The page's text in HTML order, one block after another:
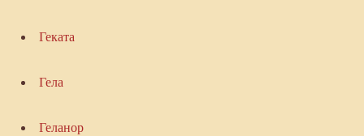
Геката
Гела
Геланор